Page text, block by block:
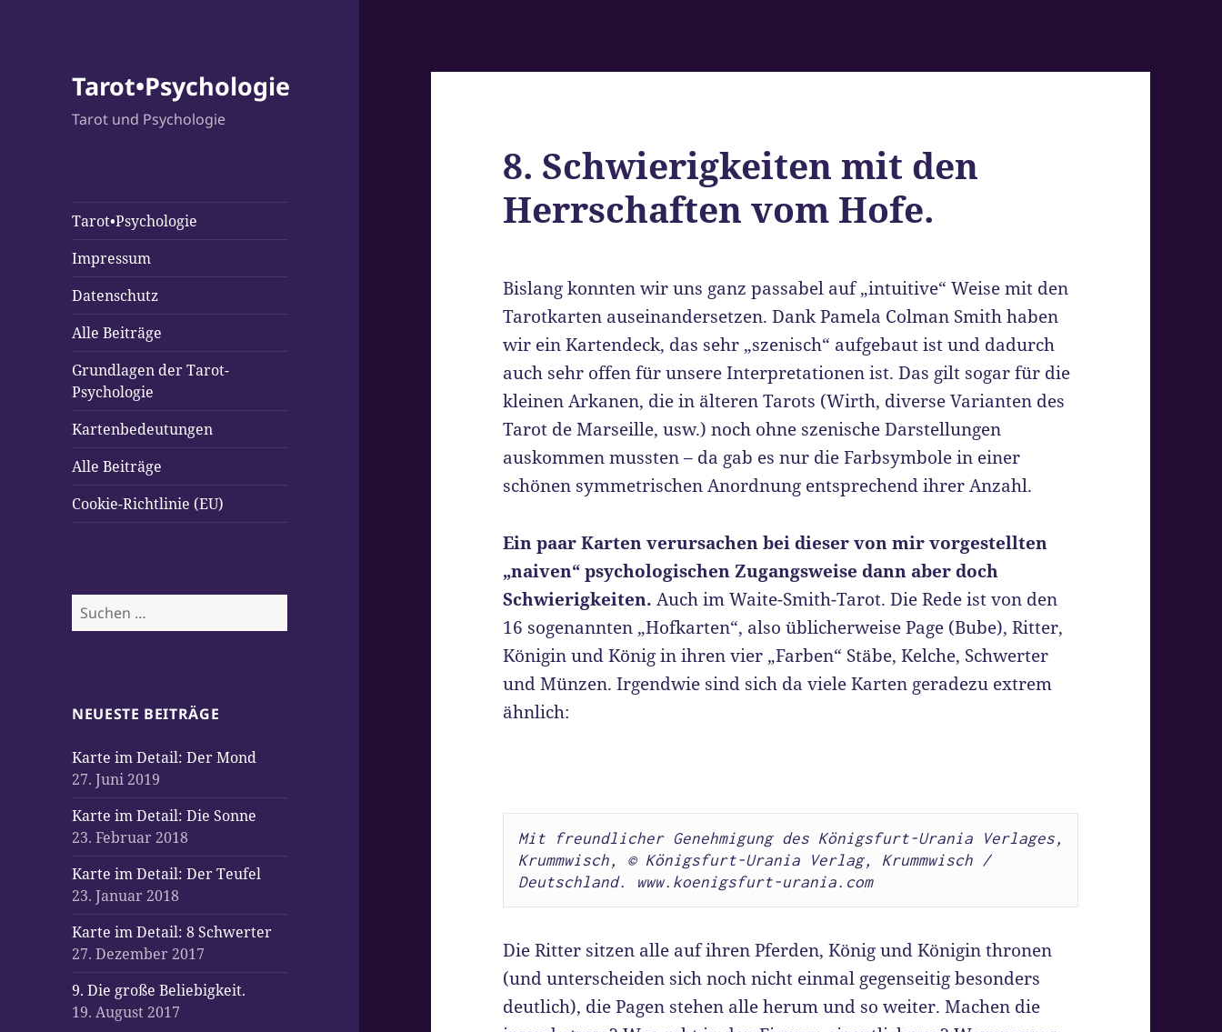
Tarot•Psychologie
Tarot und Psychologie
Tarot•Psychologie
Impressum
Datenschutz
Alle Beiträge
Grundlagen der Tarot-
Psychologie
Kartenbedeutungen
Alle Beiträge
Cookie-Richtlinie (EU)
Suchen
nach:
NEUESTE BEITRÄGE
Karte im Detail: Der Mond
27. Juni 2019
Karte im Detail: Die Sonne
23. Februar 2018
Karte im Detail: Der Teufel
23. Januar 2018
Karte im Detail: 8 Schwerter
27. Dezember 2017
9. Die große Beliebigkeit.
19. August 2017
8. Schwierigkeiten mit den
Herrschaften vom Hofe.
Bislang konnten wir uns ganz passabel auf „intuitive“ Weise mit den
Tarotkarten auseinandersetzen. Dank Pamela Colman Smith haben
wir ein Kartendeck, das sehr „szenisch“ aufgebaut ist und dadurch
auch sehr offen für unsere Interpretationen ist. Das gilt sogar für die
kleinen Arkanen, die in älteren Tarots (Wirth, diverse Varianten des
Tarot de Marseille, usw.) noch ohne szenische Darstellungen
auskommen mussten – da gab es nur die Farbsymbole in einer
schönen symmetrischen Anordnung entsprechend ihrer Anzahl.
Ein paar Karten verursachen bei dieser von mir vorgestellten
„naiven“ psychologischen Zugangsweise dann aber doch
Schwierigkeiten. Auch im Waite-Smith-Tarot. Die Rede ist von den
16 sogenannten „Hofkarten“, also üblicherweise Page (Bube), Ritter,
Königin und König in ihren vier „Farben“ Stäbe, Kelche, Schwerter
und Münzen. Irgendwie sind sich da viele Karten geradezu extrem
ähnlich:
Mit freundlicher Genehmigung des Königsfurt-Urania Verlages,
Krummwisch, © Königsfurt-Urania Verlag, Krummwisch /
Deutschland. www.koenigsfurt-urania.com
Die Ritter sitzen alle auf ihren Pferden, König und Königin thronen
(und unterscheiden sich noch nicht einmal gegenseitig besonders
deutlich), die Pagen stehen alle herum und so weiter. Machen die